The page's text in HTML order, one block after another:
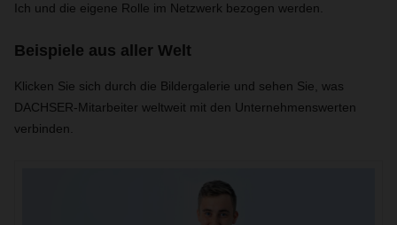
Ich und die eigene Rolle im Netzwerk bezogen werden
Beispiele aus aller Welt
Klicken Sie sich durch die Bildergalerie und sehen Sie, was
DACHSER-Mitarbeiter weltweit mit den Unternehmenswerten
verbinden.